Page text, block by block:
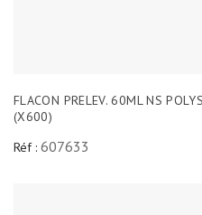
FLACON PRELEV. 60ML NS
(X600)
Réf : 607633